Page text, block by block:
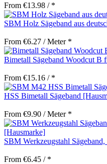
From €13.98 / *
SBM Holz Sägeband aus
From €6.27 / Meter *
Bimetall Sägeband Woodcut B
From €15.16 / *
HSS Bimetall Sägeband
From €9.90 / Meter *
SBM Werkzeugstahl
From €6.45 / *